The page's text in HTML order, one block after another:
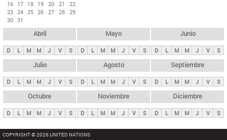
n
c
i
p
l
e
s
16 17 18 19 20 21
22
23 24 25 26 27 28 29
30 31
Abril
D L M M J V S
Mayo
D L M M J V S
Junio
D L M M J V S
Julio
D L M M J V S
Agosto
D L M M J V S
Septiembre
D L M M J V S
Octubre
D L M M J V S
Noviembre
D L M M J V S
Diciembre
D L M M J V S
COPYRIGHT © 2026 UNITED NATIONS